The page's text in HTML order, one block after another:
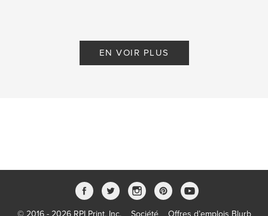
EN VOIR PLUS
© 2016 - 2026 RPI Print, Inc. Société Offres d’emplois Blurb